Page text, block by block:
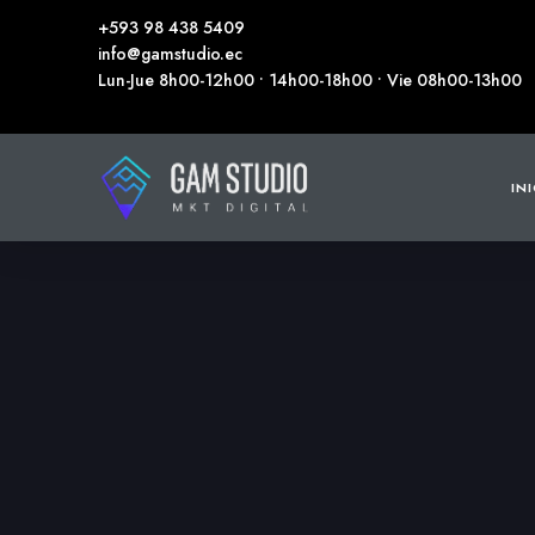
+593 98 438 5409
info@gamstudio.ec
Lun-Jue 8h00-12h00 • 14h00-18h00 • Vie 08h00-13h00